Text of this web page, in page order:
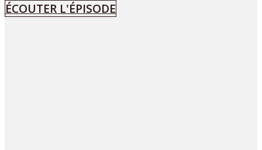
ÉCOUTER L'ÉPISODE